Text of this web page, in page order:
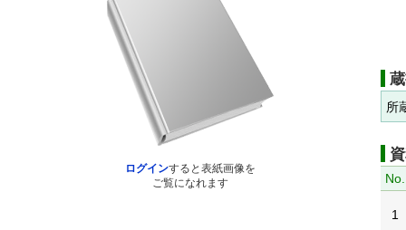
ログインすると表紙画像を
ご覧になれます
所
No.
1